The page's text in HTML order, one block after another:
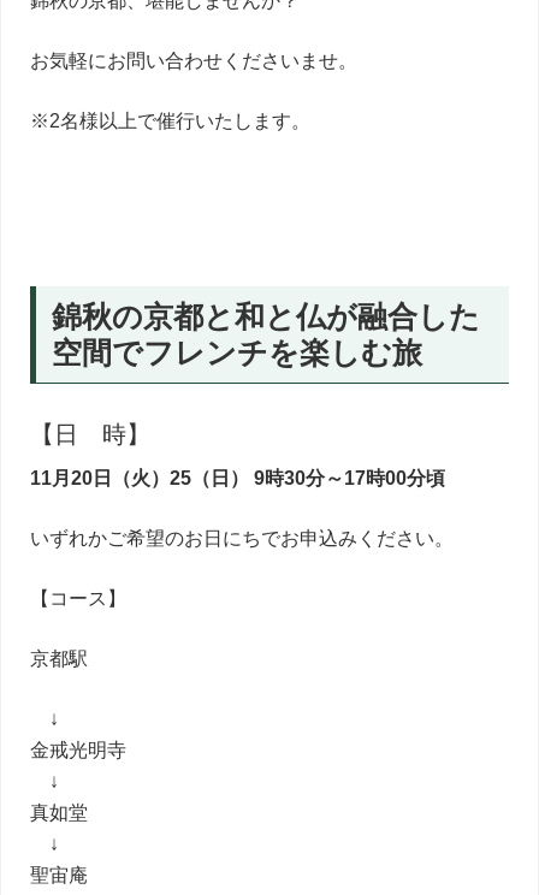
お気軽にお問い合わせくださいませ。
※2名様以上で催行いたします。
錦秋の京都と和と仏が融合した
空間でフレンチを楽しむ旅
【日 時】
11月20日（火）25（日） 9時30分～17時00分頃
いずれかご希望のお日にちでお申込みください。
【コース】
京都駅
↓
金戒光明寺
↓
真如堂
↓
聖宙庵